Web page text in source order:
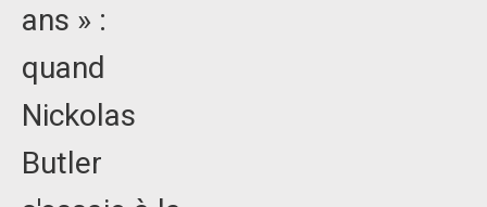
ans » :
quand
Nickolas
Butler